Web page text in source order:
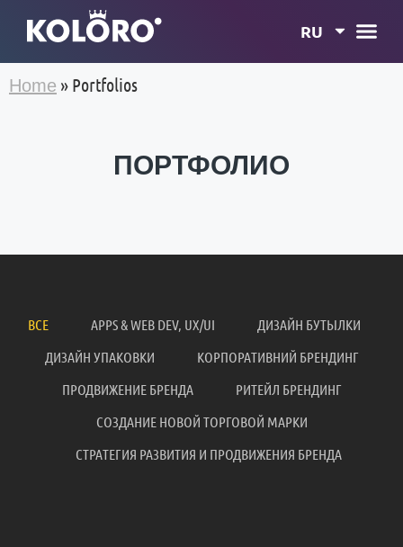
RU
Home » Portfolios
ПОРТФОЛИО
ВСЕ APPS & WEB DEV, UX/UI
ДИЗАЙН БУТЫЛКИ
ДИЗАЙН УПАКОВКИ
КОРПОРАТИВНИЙ БРЕНДИНГ
ПРОДВИЖЕНИЕ БРЕНДА
РИТЕЙЛ БРЕНДИНГ
СОЗДАНИЕ НОВОЙ ТОРГОВОЙ МАРКИ
СТРАТЕГИЯ РАЗВИТИЯ И ПРОДВИЖЕНИЯ БРЕНДА